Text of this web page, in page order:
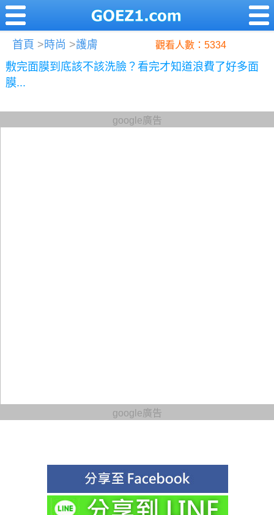
首頁 >時尚 >護膚 觀看人數：5334
敷完面膜到底該不該洗臉？看完才知道浪費了好多面
膜...
google廣告
google廣告